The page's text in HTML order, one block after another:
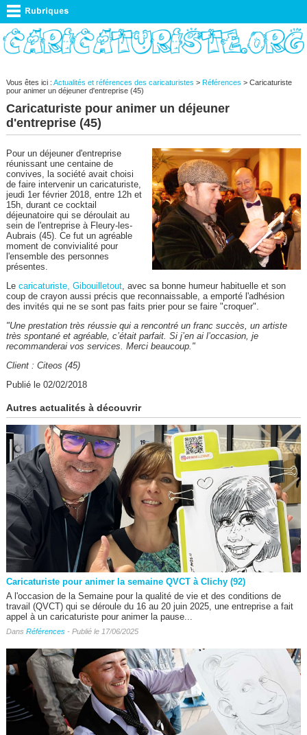
Vous êtes ici : Actualités et références des caricaturistes > Références > Caricaturiste
pour animer un déjeuner d'entreprise (45)
Caricaturiste pour animer un déjeuner
d'entreprise (45)
Pour un déjeuner d'entreprise
réunissant une centaine de
convives, la société avait choisi
de faire intervenir un caricaturiste,
jeudi 1er février 2018, entre 12h et
15h, durant ce cocktail
déjeunatoire qui se déroulait au
sein de l'entreprise à Fleury-les-
Aubrais (45). Ce fut un agréable
moment de convivialité pour
l'ensemble des personnes
présentes.
Le caricaturiste, Gibouilletout, avec sa bonne humeur habituelle et son
coup de crayon aussi précis que reconnaissable, a emporté l'adhésion
des invités qui ne se sont pas faits prier pour se faire "croquer".
"Une prestation très réussie qui a rencontré un franc succès, un artiste
très spontané et agréable, c’était parfait. Si j’en ai l’occasion, je
recommanderai vos services. Merci beaucoup."
Client : Citeos (45)
Publié le 02/02/2018
Autres actualités à découvrir
Caricaturiste pour animer la semaine QVCT à Clichy (92)
A l'occasion de la Semaine pour la qualité de vie et des conditions de
travail (QVCT) qui se déroule du 16 au 20 juin 2025, une entreprise a fait
appel à un caricaturiste pour animer la pause...
Dans Références- Publié le 17/06/2025